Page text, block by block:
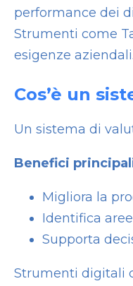
performance dei
Strumenti come
esigenze aziendali.
Cos’è un
Un sistema di
Benefici
Migliora la
Identifica
Supporta
Strumenti digitali